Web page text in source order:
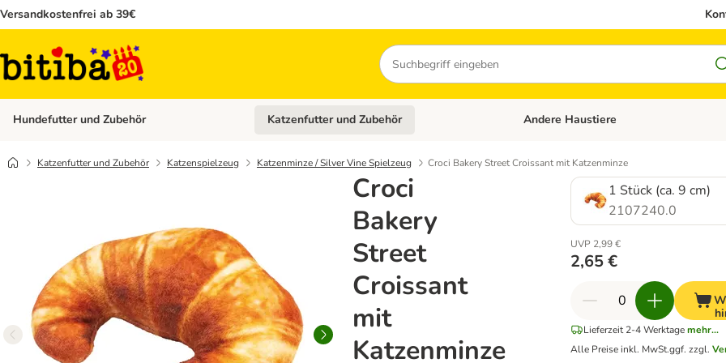
Versandkostenfrei ab 39€
Suchen
Hundefutter und Zubehör Kategorie-Menü öffnen: Hundefutter und Zubehör
Katzenfutter und Zubehör Kategorie-Menü öffnen: Katzenfutter und
Andere Haustiere
Katzenfutter und Zubehör Katzenspielzeug Katzenminze / Silver Vine Spielzeug Croci Bakery Street Croissant mit Katzenminze
Croci
Bakery
Street
Croissant
mit
Katzenminze
1 Stück (ca. 9 cm)
2107240.0
UVP 2,99 €
2,65 €
Lieferzeit 2-4 Werktagemehr...
Alle Preise inkl. MwSt.ggf. zzgl.